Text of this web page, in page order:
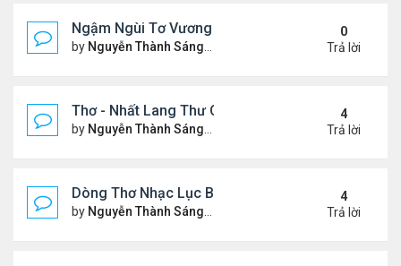
Ngậm Ngùi Tơ Vương - Video YouTube ngâm bài
by Nguyễn Thành Sáng Thứ 6 Tháng 7 24, 2026 9:50
0
Trả lời
Thơ - Nhất Lang Thư Quán (từ khóa Google)
by Nguyễn Thành Sáng Thứ 2 Tháng 7 13, 2026 7:17
4
Trả lời
Dòng Thơ Nhạc Lục Bát (2)
by Nguyễn Thành Sáng Thứ 5 Tháng 7 02, 2026 8:51
4
Trả lời